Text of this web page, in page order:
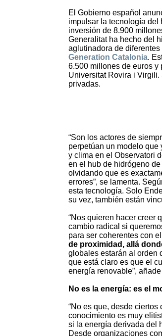
El Gobierno español
impulsar la tecnología del
inversión de 8.900
Generalitat ha hecho del
aglutinadora de
Generation Catalonia.
6.500 millones de euros y
Universitat Rovira i
privadas.
“Son los actores de
perpetúan un modelo que
y clima en el Observatori
en el hub de hidrógeno
olvidando que es
errores”, se lamenta.
esta tecnología. Solo
su vez, también están
“Nos quieren hacer creer
cambio radical si
para ser coherentes con
de proximidad, allá
globales estarán al orden
que está claro es que el
energía renovable”,
No es la energía: es el
“No es que, desde
conocimiento es muy
si la energía derivada del
Desde organizaciones